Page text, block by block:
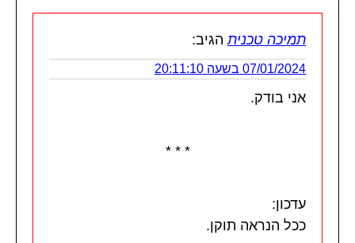
תמיכה טכנית הגיב:
07/01/2024 בשעה 20:11:10
אני בודק.
* * *
עדכון:
ככל הנראה תוקן.